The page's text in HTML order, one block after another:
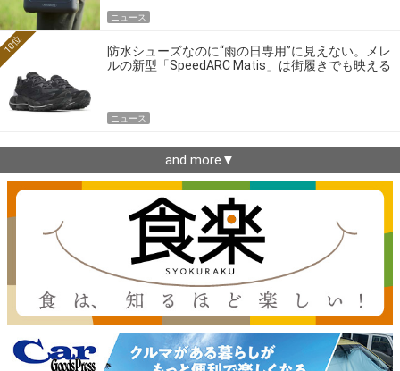
ニュース
防水シューズなのに“雨の日専用”に見えない。メレ
ルの新型「SpeedARC Matis」は街履きでも映える
10位
ニュース
and more▼